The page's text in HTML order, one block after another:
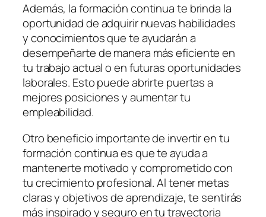
Además, la formación continua te brinda la
oportunidad de adquirir nuevas habilidades
y conocimientos que te ayudarán a
desempeñarte de manera más eficiente en
tu trabajo actual o en futuras oportunidades
laborales. Esto puede abrirte puertas a
mejores posiciones y aumentar tu
empleabilidad.
Otro beneficio importante de invertir en tu
formación continua es que te ayuda a
mantenerte motivado y comprometido con
tu crecimiento profesional. Al tener metas
claras y objetivos de aprendizaje, te sentirás
más inspirado y seguro en tu trayectoria